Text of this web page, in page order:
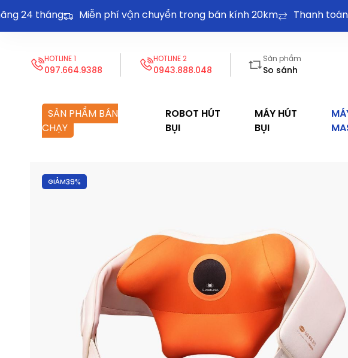
tháng Miễn phí vận chuyển trong bán kính 20km Thanh toán
HOTLINE 1
097.664.9388
HOTLINE 2
0943.888.048
Sản phẩm
So sánh
SẢN PHẨM BÁN
CHẠY
ROBOT HÚT
BỤI
MÁY HÚT
BỤI
GIẢM39%